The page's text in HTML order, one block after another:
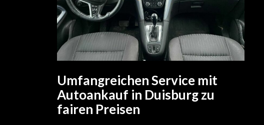
Umfangreichen Service mit
Autoankauf in Duisburg zu
fairen Preisen